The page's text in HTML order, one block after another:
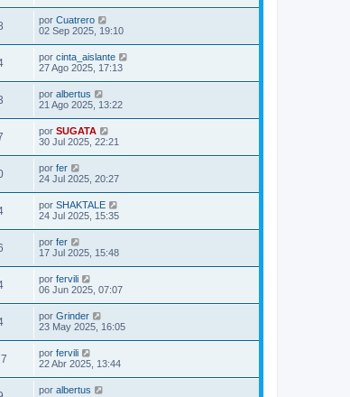
por Cuatrero
02 Sep 2025, 19:10
por cinta_aislante
27 Ago 2025, 17:13
por albertus
21 Ago 2025, 13:22
por SUGATA
30 Jul 2025, 22:21
por fer
24 Jul 2025, 20:27
por SHAKTALE
24 Jul 2025, 15:35
por fer
17 Jul 2025, 15:48
por fervili
06 Jun 2025, 07:07
por Grinder
23 May 2025, 16:05
por fervili
22 Abr 2025, 13:44
por albertus